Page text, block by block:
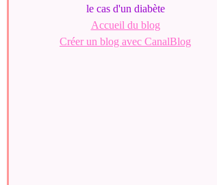
le cas d'un diabète
Accueil du blog
Créer un blog avec CanalBlog